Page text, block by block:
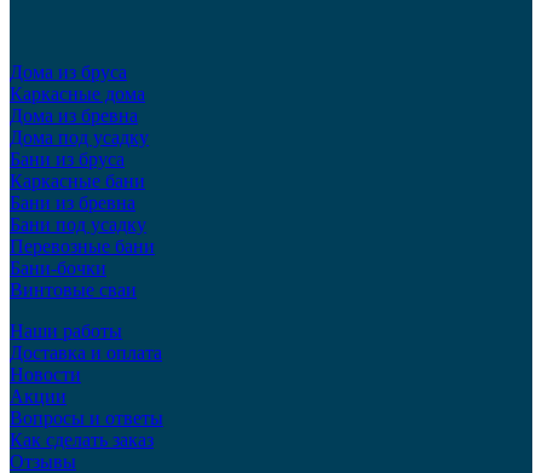
Дома из бруса
Каркасные дома
Дома из бревна
Дома под усадку
Бани из бруса
Каркасные бани
Бани из бревна
Бани под усадку
Перевозные бани
Бани-бочки
Винтовые сваи
Наши работы
Доставка и оплата
Новости
Акции
Вопросы и ответы
Как сделать заказ
Отзывы